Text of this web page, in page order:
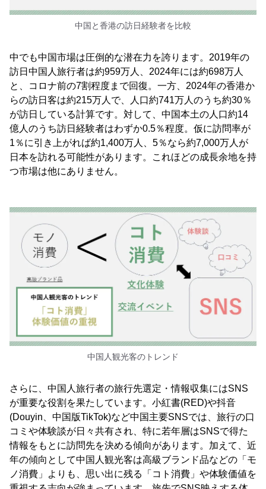
中国と香港の訪日経験者を比較
中でも中国市場は圧倒的な潜在力を誇ります。2019年の
訪日中国人旅行者は約959万人、2024年には約698万人
と、コロナ前の7割程度まで回復。一方、2024年の香港か
らの訪日客は約215万人で、人口約741万人のうち約30％
が訪日している計算です。対して、中国本土の人口約14
億人のうち訪日経験者はわずか0.5％程度。仮に訪問率が
1％に引き上がれば約1,400万人、5％なら約7,000万人が
日本を訪れる可能性があります。これほどの成長余地を持
つ市場は他にありません。
中国人観光客のトレンド
さらに、中国人旅行者の旅行先選定・情報収集にはSNS
が重要な役割を果たしています。小紅書(RED)や抖音
(Douyin、中国版TikTok)など中国主要SNSでは、旅行の口
コミや体験談が日々共有され、特に若年層はSNSで得た
情報をもとに訪問先を決める傾向があります。加えて、近
年の傾向として中国人観光客は高級ブランド品などの「モ
ノ消費」よりも、思い出に残る「コト消費」や体験価値を